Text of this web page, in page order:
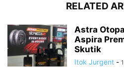
RELATED
Astra
Aspira
Skutik
Itok Jurgent -